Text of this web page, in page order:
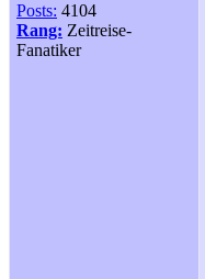
Posts: 4104
Rang: Zeitreise-
Fanatiker